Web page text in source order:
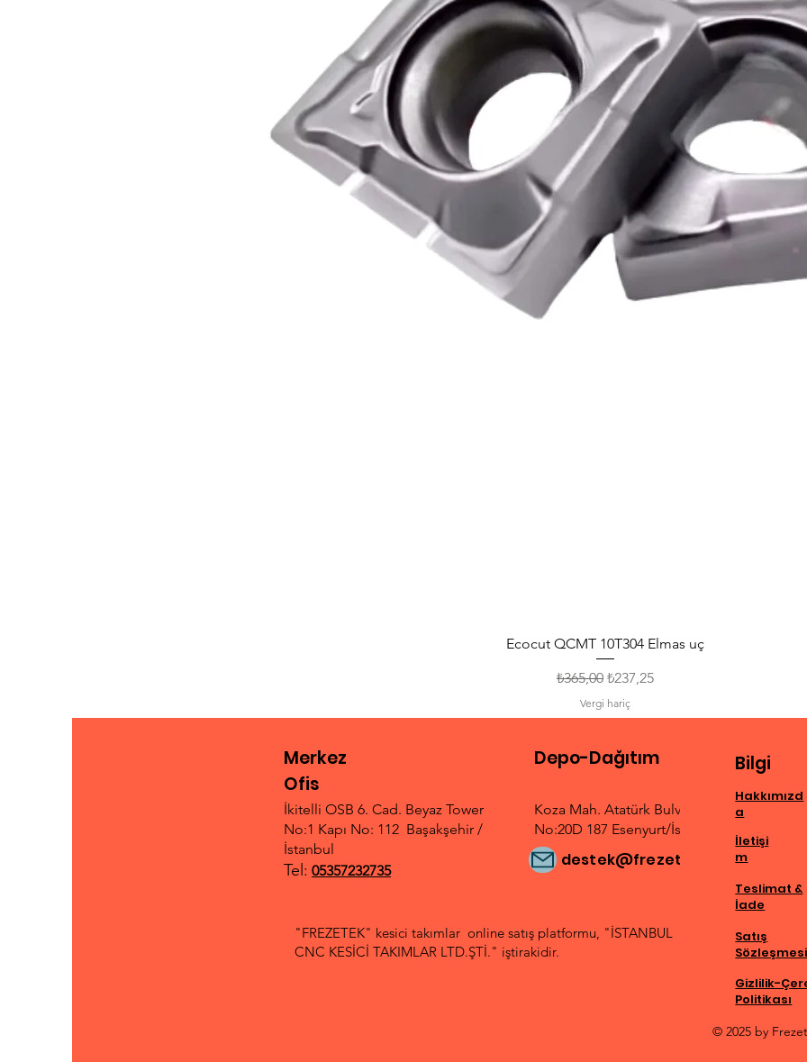
Ecocut QCMT 10T304 Elmas uç
Normal Fiyat
₺365,00 İndirimli Fiyat
₺237,25
Vergi hariç
Merkez
Ofis
Depo-Dağıtım
İkitelli OSB 6. Cad. Beyaz Tower
No:1 Kapı No: 112 Başakşehir /
İstanbul
Tel: 05357232735
"FREZETEK" kesici takımlar online satış platformu, "İSTANBUL
CNC KESİCİ TAKIMLAR LTD.ŞTİ." iştirakidir.
Koza Mah. Atatürk Bulvarı
No:20D 187 Esenyurt/İstanbul
destek@frezetek.com
Bilgi
Hakkımızd
a
İletişi
m
Teslimat &
İade
Satış
Sözleşmesi
Gizlilik-
Politikası
© 2025 by